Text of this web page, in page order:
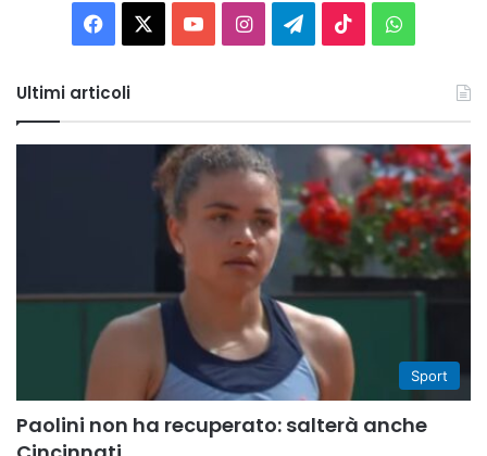
Facebook You InstagramTelegram
TikTok
Ultimi articoli
Sport
Paolini non ha recuperato: salterà anche